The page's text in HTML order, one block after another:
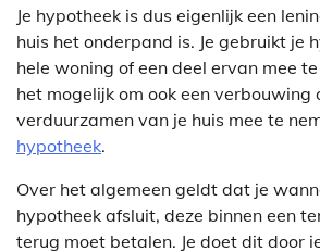
Je hypotheek is dus eigenlijk een
huis het onderpand is. Je gebruikt je
hele woning of een deel ervan mee
het mogelijk om ook een verbouwing
verduurzamen van je huis mee te
hypotheek.
Over het algemeen geldt dat je
hypotheek afsluit, deze binnen een
terug moet betalen. Je doet dit door